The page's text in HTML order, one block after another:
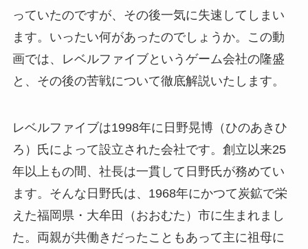
っていたのですが、その後一気に失速してしまい
ます。いったい何があったのでしょうか。この動
画では、レベルファイブというゲーム会社の隆盛
と、その後の苦戦について徹底解説いたします。
レベルファイブは1998年に日野晃博（ひのあきひ
ろ）氏によって設立された会社です。創立以来25
年以上もの間、社長は一貫して日野氏が務めてい
ます。そんな日野氏は、1968年にかつて炭鉱で栄
えた福岡県・大牟田（おおむた）市に生まれまし
た。両親が共働きだったこともあって主に祖母に